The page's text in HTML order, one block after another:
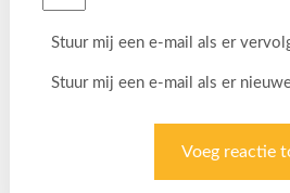
Stuur mij een e-mail als er
Stuur mij een e-mail als er